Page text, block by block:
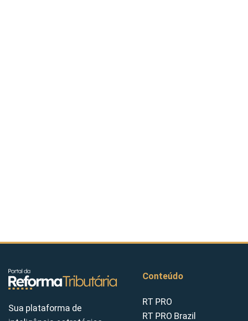
Sua plataforma de
Conteúdo
RT PRO
RT PRO Brazil